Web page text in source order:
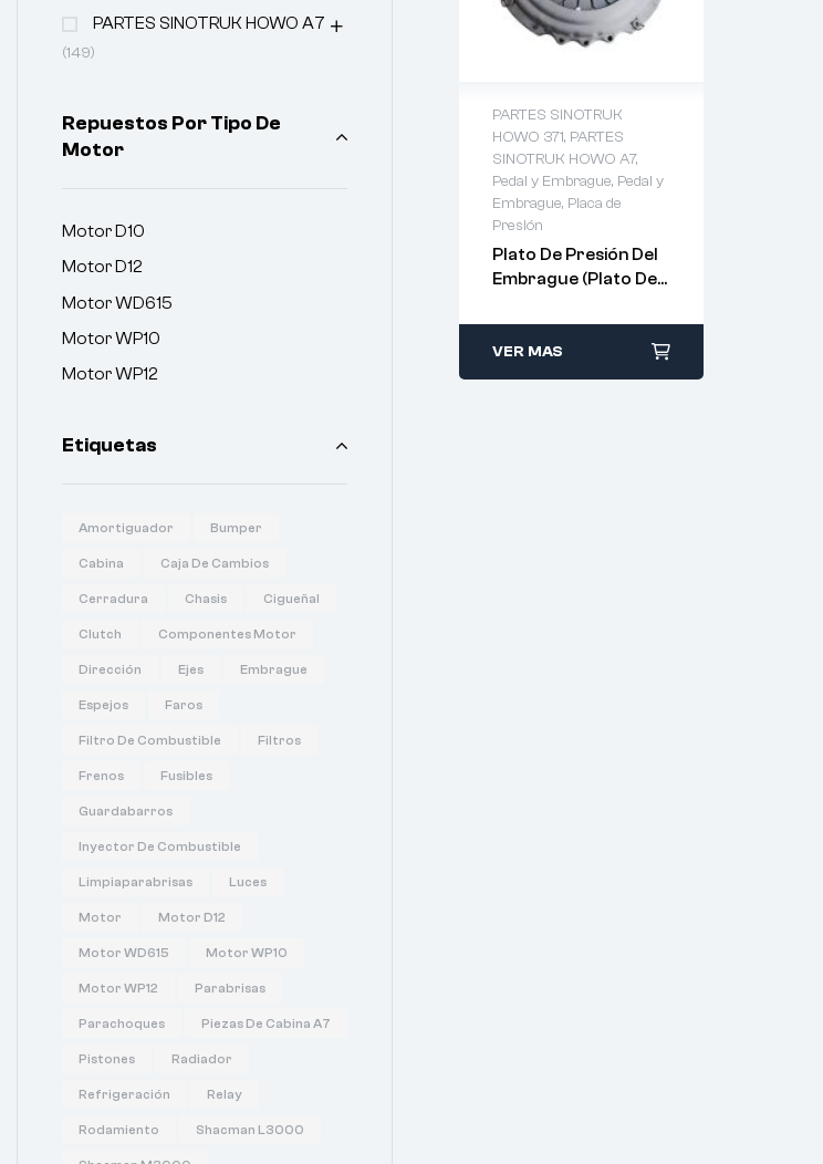
PARTES SINOTRUK
HOWO 371, PARTES
SINOTRUK HOWO A7,
Pedal y Embrague, Pedal y
Embrague, Placa de
Presión
Plato De Presión Del
Embrague (Plato De
AZ9725160100
VER MAS
PARTES SINOTRUK HOWO A7
(149)
Repuestos Por Tipo De
Motor
Motor D10
Motor D12
Motor WD615
Motor WP10
Motor WP12
Etiquetas
Amortiguador Bumper
Cabina Caja De Cambios
Cerradura Chasis Cigueñal
Clutch Componentes Motor
Dirección Ejes Embrague
Espejos Faros
Filtro De Combustible Filtros
Frenos Fusibles
Guardabarros
Inyector De Combustible
Limpiaparabrisas Luces
Motor Motor D12
Motor WD615 Motor WP10
Motor WP12 Parabrisas
Parachoques Piezas De Cabina A7
Pistones Radiador
Refrigeración Relay
Rodamiento Shacman L3000